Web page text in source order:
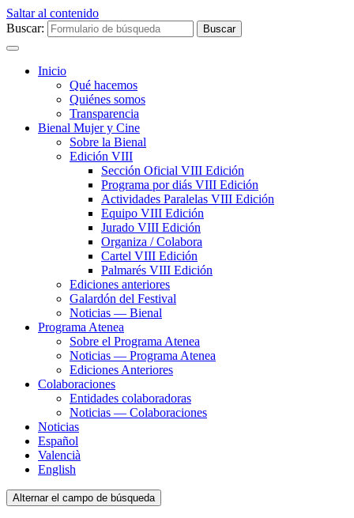
Saltar al contenido
Buscar:
Inicio
Qué hacemos
Quiénes somos
Transparencia
Bienal Mujer y Cine
Sobre la Bienal
Edición VIII
Sección Oficial VIII Edición
Programa por diás VIII Edición
Actividades Paralelas VIII Edición
Equipo VIII Edición
Jurado VIII Edición
Organiza / Colabora
Cartel VIII Edición
Palmarés VIII Edición
Ediciones anteriores
Galardón del Festival
Noticias — Bienal
Programa Atenea
Sobre el Programa Atenea
Noticias — Programa Atenea
Ediciones Anteriores
Colaboraciones
Entidades colaboradoras
Noticias — Colaboraciones
Noticias
Español
Valencià
English
Alternar el campo de búsqueda